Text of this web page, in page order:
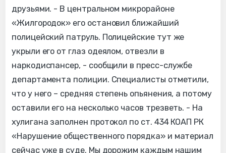
друзьями. - В центральном микрорайоне
«Жилгородок» его остановил ближайший
полицейский патруль. Полицейские тут же
укрыли его от глаз одеялом, отвезли в
наркодиспансер, - сообщили в пресс-службе
департамента полиции. Специалисты отметили,
что у него – средняя степень опьянения, а потому
оставили его на несколько часов трезветь. - На
хулигана заполнен протокол по ст. 434 КОАП РК
«Нарушение общественного порядка» и материал
сейчас уже в суде. Мы дорожим каждым нашим